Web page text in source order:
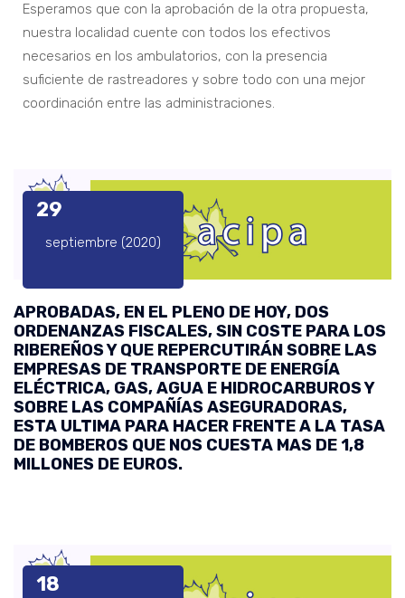
Esperamos que con la aprobación de la otra propuesta,
nuestra localidad cuente con todos los efectivos
necesarios en los ambulatorios, con la presencia
suficiente de rastreadores y sobre todo con una mejor
coordinación entre las administraciones.
29
septiembre (2020)
APROBADAS, EN EL PLENO DE HOY, DOS
ORDENANZAS FISCALES, SIN COSTE PARA LOS
RIBEREÑOS Y QUE REPERCUTIRÁN SOBRE LAS
EMPRESAS DE TRANSPORTE DE ENERGÍA
ELÉCTRICA, GAS, AGUA E HIDROCARBUROS Y
SOBRE LAS COMPAÑÍAS ASEGURADORAS,
ESTA ULTIMA PARA HACER FRENTE A LA TASA
DE BOMBEROS QUE NOS CUESTA MAS DE 1,8
MILLONES DE EUROS.
18